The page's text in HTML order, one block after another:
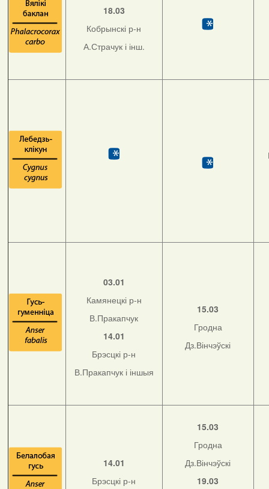
18.03
Кобрынскі р-н
А.Страчук і інш.
03.01
Камянецкі р-н
В.Пракапчук
14.01
Брэсцкі р-н
В.Пракапчук і іншыя
15.03
Гродна
Дз.Вінчэўскі
14.01
Брэсцкі р-н
15.03
Гродна
Дз.Вінчэўскі
19.03